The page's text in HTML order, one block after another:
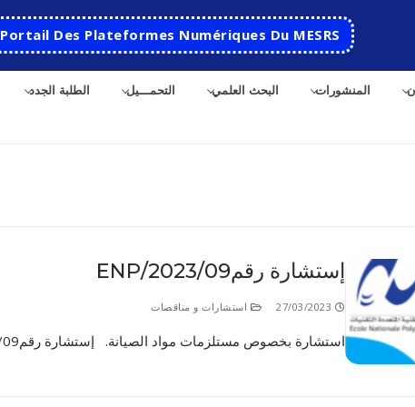
Portail Des Plateformes Numériques Du MESRS
المنشورات البحث العلمي التحمـــيل الطلبة الجدد
إستشارة رقم2023/09/ENP
27/03/2023 استشارات و مناقصات
استشارة بخصوص مستلزمات مواد الصيانة. إستشارة رقم2023/09/EN